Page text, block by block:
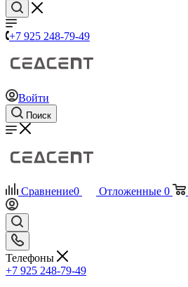
+7 925 248-79-49
Войти
Поиск
Сравнение0 Отложенные 0
Телефоны
+7 925 248-79-49